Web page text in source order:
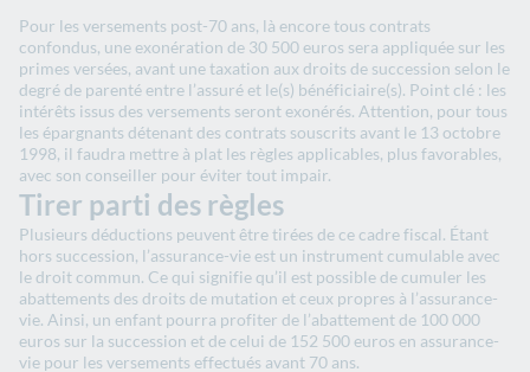
Pour les versements post-70 ans, là encore tous contrats
confondus, une exonération de 30 500 euros sera appliquée sur les
primes versées, avant une taxation aux droits de succession selon le
degré de parenté entre l’assuré et le(s) bénéficiaire(s). Point clé : les
intérêts issus des versements seront exonérés. Attention, pour tous
les épargnants détenant des contrats souscrits avant le 13 octobre
1998, il faudra mettre à plat les règles applicables, plus favorables,
avec son conseiller pour éviter tout impair.
Tirer parti des règles
Plusieurs déductions peuvent être tirées de ce cadre fiscal. Étant
hors succession, l’assurance-vie est un instrument cumulable avec
le droit commun. Ce qui signifie qu’il est possible de cumuler les
abattements des droits de mutation et ceux propres à l’assurance-
vie. Ainsi, un enfant pourra profiter de l’abattement de 100 000
euros sur la succession et de celui de 152 500 euros en assurance-
vie pour les versements effectués avant 70 ans.